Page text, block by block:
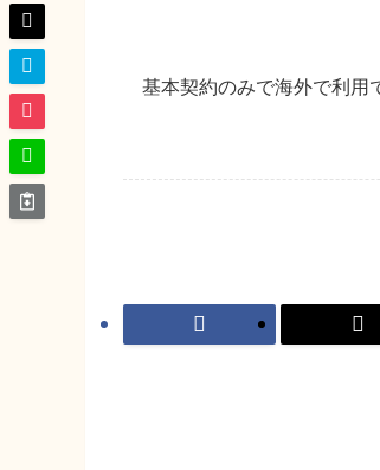
基本契約のみで海外で利用